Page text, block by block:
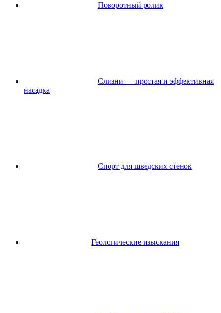
Поворотный ролик
Слизни — простая и эффективная
насадка
Спорт для шведских стенок
Геологические изыскания